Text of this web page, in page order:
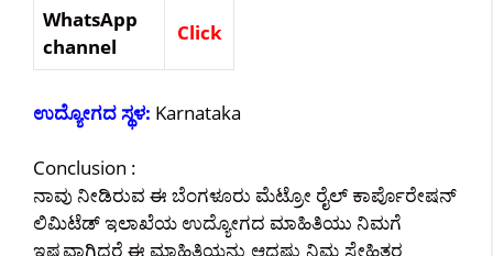
WhatsApp
channel
Click
ಉದ್ಯೋಗದ ಸ್ಥಳ: Karnataka
Conclusion :
ನಾವು ನೀಡಿರುವ ಈ ಬೆಂಗಳೂರು ಮೆಟ್ರೋ ರೈಲ್ ಕಾರ್ಪೊರೇಷನ್
ಲಿಮಿಟೆಡ್ ಇಲಾಖೆಯ ಉದ್ಯೋಗದ ಮಾಹಿತಿಯು ನಿಮಗೆ
ಇಷ್ಟವಾಗಿದ್ದರೆ ಈ ಮಾಹಿತಿಯನ್ನು ಆದಷ್ಟು ನಿಮ್ಮ ಸ್ನೇಹಿತರ